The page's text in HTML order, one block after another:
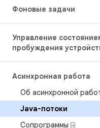
Фоновые задачи
Управление
пробуждения
Асинхронная работа
Об асинхронной
Java-потоки
Сопрограммы ⍈